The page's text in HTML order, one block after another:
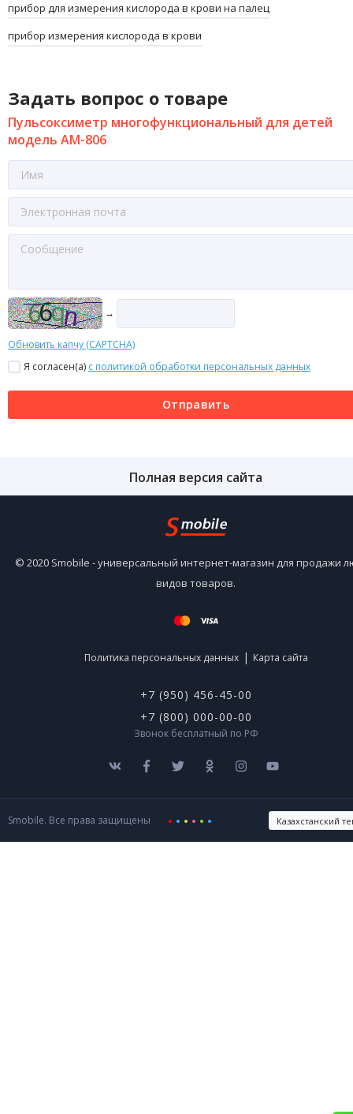
прибор для измерения кислорода в крови на палец
прибор измерения кислорода в крови
Задать вопрос о товаре
Пульсоксиметр многофункциональный для детей
модель AM-806
→
Обновить капчу (CAPTCHA)
Я согласен(a) с политикой обработки персональных данных
Отправить
Полная версия сайта
© 2020 Smobile - универсальный интернет-магазин для продажи
видов товаров.
Политика персональных данных | Карта сайта
+7 (950) 456-45-00
+7 (800) 000-00-00
Звонок бесплатный по РФ
Smobile. Все права защищены